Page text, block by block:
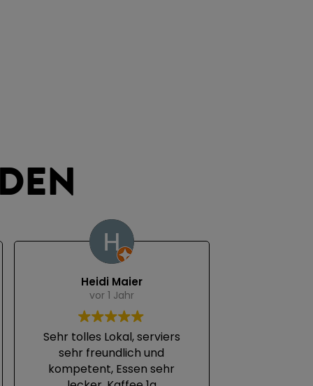
Heidi Maier
vor 1 Jahr
Sehr tolles Lokal, serviers
sehr freundlich und
kompetent, Essen sehr